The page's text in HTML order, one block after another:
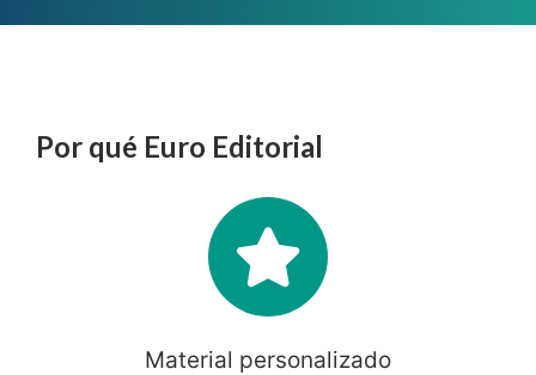
Por qué Euro Editorial
Material personalizado